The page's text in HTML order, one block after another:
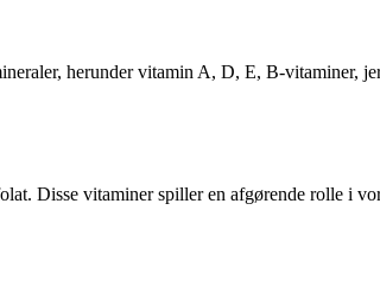
herunder vitamin A, D, E, B-vitaminer,
Disse vitaminer spiller en afgørende rolle i